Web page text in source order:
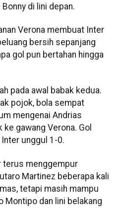
di lini depan.
Verona membuat Inter
bersih sepanjang
gol pun bertahan hingga
pada awal babak kedua.
pojok, bola sempat
mengenai Andrias
gawang Verona. Gol
unggul 1-0.
terus menggempur
Martinez beberapa kali
tetapi masih mampu
Montipo dan lini belakang